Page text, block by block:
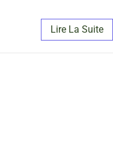
Lire La Suite